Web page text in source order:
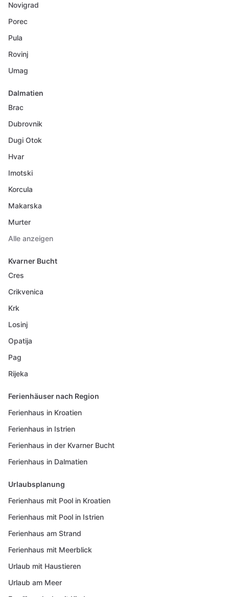
Novigrad
Porec
Pula
Rovinj
Umag
Dalmatien
Brac
Dubrovnik
Dugi Otok
Hvar
Imotski
Korcula
Makarska
Murter
Alle anzeigen
Kvarner Bucht
Cres
Crikvenica
Krk
Losinj
Opatija
Pag
Rijeka
Ferienhäuser nach Region
Ferienhaus in Kroatien
Ferienhaus in Istrien
Ferienhaus in der Kvarner Bucht
Ferienhaus in Dalmatien
Urlaubsplanung
Ferienhaus mit Pool in Kroatien
Ferienhaus mit Pool in Istrien
Ferienhaus am Strand
Ferienhaus mit Meerblick
Urlaub mit Haustieren
Urlaub am Meer